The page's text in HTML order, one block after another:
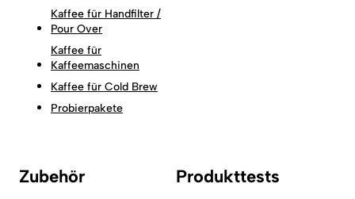
Kaffee für Handfilter /
Pour Over
Kaffee für
Kaffeemaschinen
Kaffee für Cold Brew
Probierpakete
Zubehör Produkttests